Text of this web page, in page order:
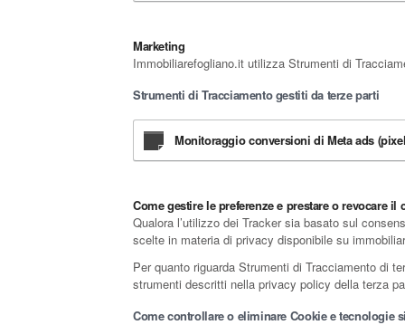
Marketing
Immobiliarefogliano.it utilizza Strumenti di
Strumenti di Tracciamento gestiti da terze parti
Monitoraggio conversioni di Meta ads
Come gestire le preferenze e prestare o revocare
Qualora l’utilizzo dei Tracker sia basato sul
scelte in materia di privacy disponibile su
Per quanto riguarda Strumenti di Tracciamento di
strumenti descritti nella privacy policy della terza
Come controllare o eliminare Cookie e